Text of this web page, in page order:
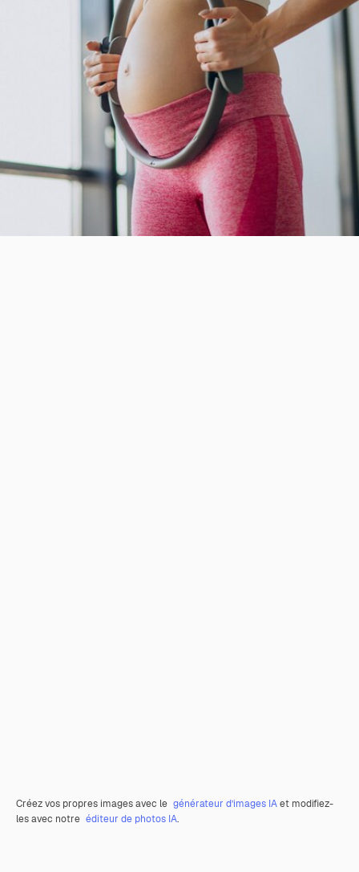
Créez vos propres images avec le générateur d’images IAet modifiez-
les avec notre éditeur de photos IA.